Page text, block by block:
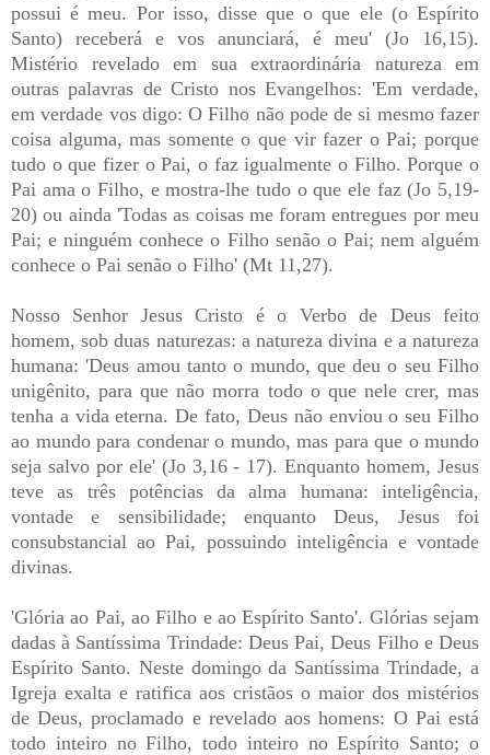
possui é meu. Por isso, disse que o que ele (o Espírito
Santo) receberá e vos anunciará, é meu' (Jo 16,15).
Mistério revelado em sua extraordinária natureza em
outras palavras de Cristo nos Evangelhos: 'Em verdade,
em verdade vos digo: O Filho não pode de si mesmo fazer
coisa alguma, mas somente o que vir fazer o Pai; porque
tudo o que fizer o Pai, o faz igualmente o Filho. Porque o
Pai ama o Filho, e mostra-lhe tudo o que ele faz (Jo 5,19-
20) ou ainda 'Todas as coisas me foram entregues por meu
Pai; e ninguém conhece o Filho senão o Pai; nem alguém
conhece o Pai senão o Filho' (Mt 11,27).
Nosso Senhor Jesus Cristo é o Verbo de Deus feito
homem, sob duas naturezas: a natureza divina e a natureza
humana: 'Deus amou tanto o mundo, que deu o seu Filho
unigênito, para que não morra todo o que nele crer, mas
tenha a vida eterna. De fato, Deus não enviou o seu Filho
ao mundo para condenar o mundo, mas para que o mundo
seja salvo por ele' (Jo 3,16 - 17). Enquanto homem, Jesus
teve as três potências da alma humana: inteligência,
vontade e sensibilidade; enquanto Deus, Jesus foi
consubstancial ao Pai, possuindo inteligência e vontade
divinas.
'Glória ao Pai, ao Filho e ao Espírito Santo'. Glórias sejam
dadas à Santíssima Trindade: Deus Pai, Deus Filho e Deus
Espírito Santo. Neste domingo da Santíssima Trindade, a
Igreja exalta e ratifica aos cristãos o maior dos mistérios
de Deus, proclamado e revelado aos homens: O Pai está
todo inteiro no Filho, todo inteiro no Espírito Santo; o